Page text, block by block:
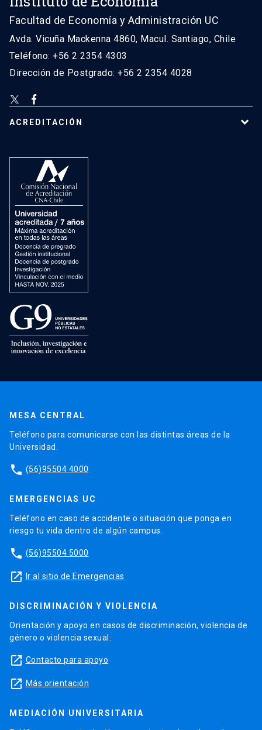
Facultad de Economía y Administración UC
Avda. Vicuña Mackenna 4860, Macul. Santiago, Chile
Teléfono: +56 2 2354 4303
Dirección de Postgrado: +56 2 2354 4028
ACREDITACIÓN
MESA CENTRAL
Teléfono para comunicarse con las distintas áreas de la
Universidad.
phone (56)95504 4000
EMERGENCIAS UC
Teléfono en caso de accidente o situación que ponga en
riesgo tu vida dentro de algún campus.
phone (56)95504 5000
launch Ir al sitio de Emergencias
DISCRIMINACIÓN Y VIOLENCIA
Orientación y apoyo en casos de discriminación, violencia de
género o violencia sexual.
launch Contacto para apoyo
launch Más orientación
MEDIACIÓN UNIVERSITARIA